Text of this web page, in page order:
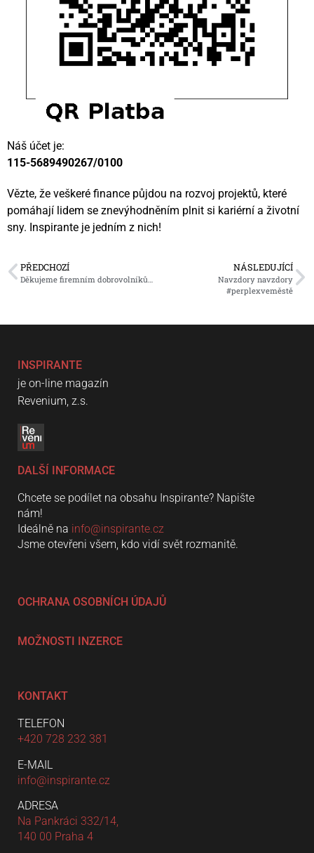
Náš účet je:
115-5689490267/0100
Vězte, že veškeré finance půjdou na rozvoj projektů, které
pomáhají lidem se znevýhodněním plnit si kariérní a životní
sny. Inspirante je jedním z nich!
PŘEDCHOZÍ NÁSLEDUJÍCÍ
Navzdory navzdory
#perplexveměstě
INSPIRANTE
je on-line magazín
Revenium, z.s.
DALŠÍ INFORMACE
Chcete se podílet na obsahu Inspirante? Napište
nám!
Ideálně na info@inspirante.cz
Jsme otevřeni všem, kdo vidí svět rozmanitě.
OCHRANA OSOBNÍCH ÚDAJŮ
MOŽNOSTI INZERCE
KONTAKT
TELEFON
+420 728 232 381
E-MAIL
info@inspirante.cz
ADRESA
Na Pankráci 332/14,
140 00 Praha 4